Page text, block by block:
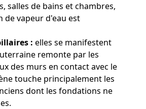
salles de bains et chambres,
de vapeur d'eau est
: elles se manifestent
remonte par les
des murs en contact avec le
touche principalement les
dont les fondations ne